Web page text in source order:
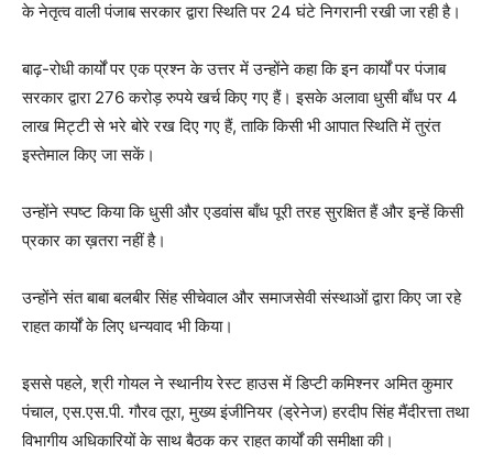
के नेतृत्व वाली पंजाब सरकार द्वारा स्थिति पर 24 घंटे निगरानी रखी जा रही है।
बाढ़-रोधी कार्यों पर एक प्रश्न के उत्तर में उन्होंने कहा कि इन कार्यों पर पंजाब
सरकार द्वारा 276 करोड़ रुपये खर्च किए गए हैं। इसके अलावा धुसी बाँध पर 4
लाख मिट्टी से भरे बोरे रख दिए गए हैं, ताकि किसी भी आपात स्थिति में तुरंत
इस्तेमाल किए जा सकें।
उन्होंने स्पष्ट किया कि धुसी और एडवांस बाँध पूरी तरह सुरक्षित हैं और इन्हें किसी
प्रकार का ख़तरा नहीं है।
उन्होंने संत बाबा बलबीर सिंह सीचेवाल और समाजसेवी संस्थाओं द्वारा किए जा रहे
राहत कार्यों के लिए धन्यवाद भी किया।
इससे पहले, श्री गोयल ने स्थानीय रेस्ट हाउस में डिप्टी कमिश्नर अमित कुमार
पंचाल, एस.एस.पी. गौरव तूरा, मुख्य इंजीनियर (ड्रेनेज) हरदीप सिंह मैंदीरत्ता तथा
विभागीय अधिकारियों के साथ बैठक कर राहत कार्यों की समीक्षा की।